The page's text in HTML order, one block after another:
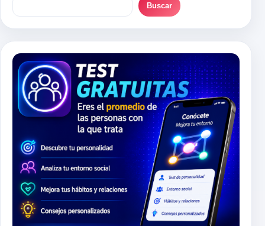
Buscar